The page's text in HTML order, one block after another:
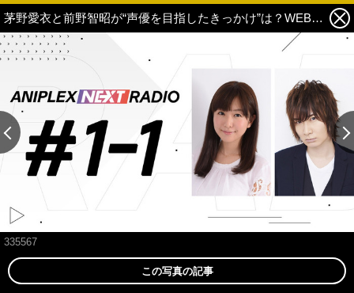
茅野愛衣と前野智昭が“声優を目指したきっかけ”は？WEBラジオ「ANIPLEX NEXT RADIO」配信開始 1枚目の写真・画像
335567
この写真の記事